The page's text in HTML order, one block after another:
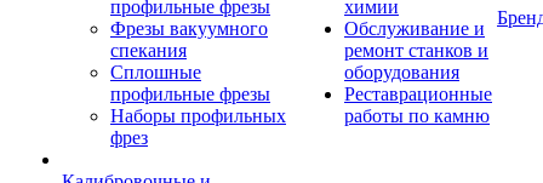
профильные фрезы
Фрезы вакуумного
спекания
Сплошные
профильные фрезы
Наборы профильных
фрез
химии
Обслуживание и
ремонт станков и
оборудования
Реставрационные
работы по камню